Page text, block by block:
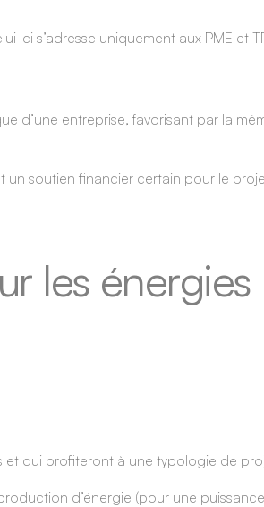
ci s’adresse uniquement aux PME et
d’une entreprise, favorisant par la
un soutien financier certain pour le
les énergies
et qui profiteront à une typologie de
d’énergie (pour une